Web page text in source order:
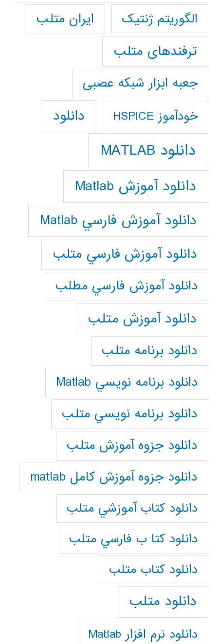
الگوریتم ژنتیک
ایران متلب
ترفندهای متلب
جعبه ابزار شبکه عصبی
خودآموز HSPICE دانلود
دانلود MATLAB
دانلود آموزش Matlab
دانلود آموزش فارسي Matlab
دانلود آموزش فارسي متلب
دانلود آموزش فارسي مطلب
دانلود آموزش متلب
دانلود برنامه متلب
دانلود برنامه نويسي Matlab
دانلود برنامه نويسي متلب
دانلود جزوه آموزش متلب
دانلود جزوه آموزش کامل matlab
دانلود كتاب آموزشي متلب
دانلود كتا ب فارسي متلب
دانلود كتاب متلب
دانلود متلب
دانلود نرم افزار Matlab